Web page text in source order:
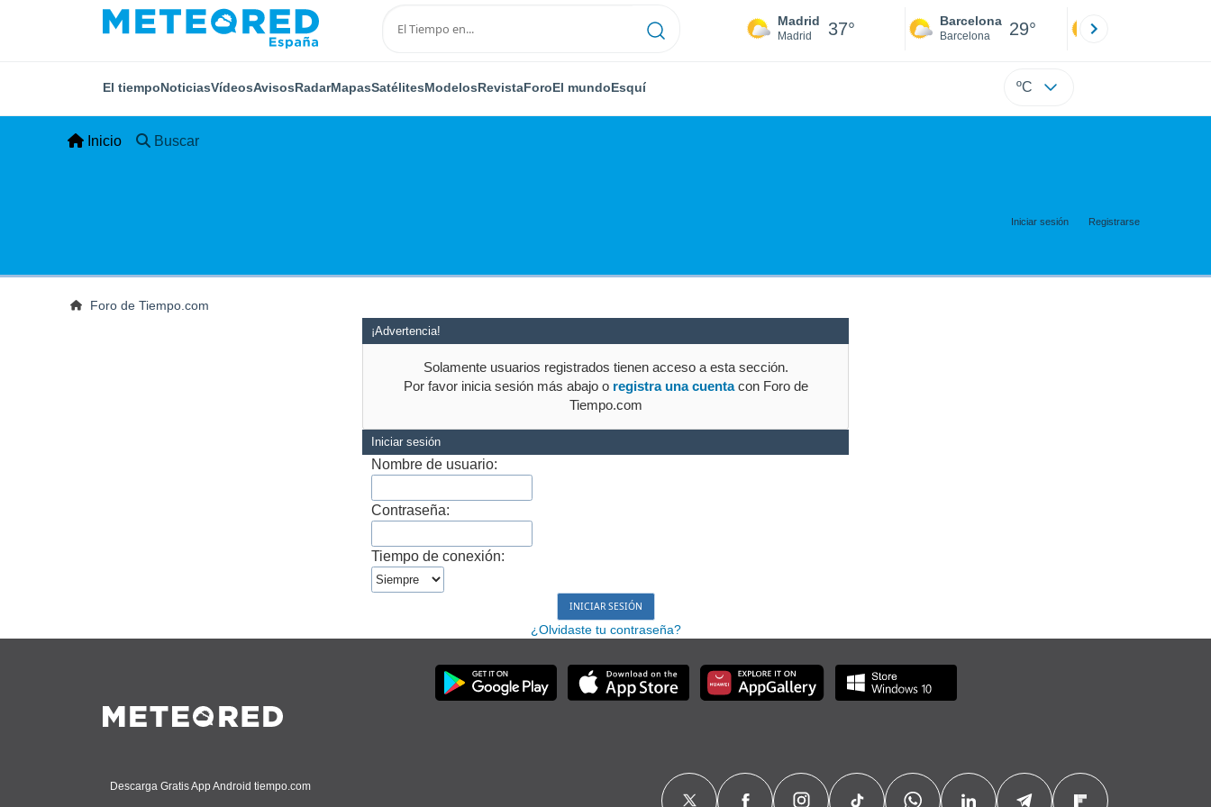
Madrid
Madrid 37° Barcelona
Barcelona 29°
El tiempoNoticiasVídeosAvisosRadarMapasSatélitesModelosRevistaForoEl mundoEsquí ºC
Inicio Buscar
Iniciar sesión Registrarse
Foro de Tiempo.com
¡Advertencia!
Solamente usuarios registrados tienen acceso a esta sección.
Por favor inicia sesión más abajo o registra una cuentacon Foro de
Tiempo.com
Iniciar sesión
Nombre de usuario:
Contraseña:
Tiempo de conexión:
¿Olvidaste tu contraseña?
Descarga Gratis App Android tiempo.com